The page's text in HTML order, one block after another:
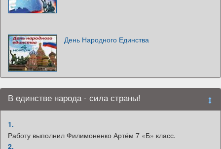
День Народного Единства
В единстве народа - сила страны!
1.
Работу выполнил Филимоненко Артём 7 «Б» класс.
2.